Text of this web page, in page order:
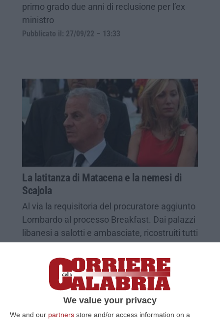
We value your privacy
We and our partners store and/or access information on a
primo grado due anni di reclusione per l’ex
ministro
Pubblicato il: 27/09/22 – 13:33
La latitanza di Matacena e la nemesi di
Scajola
Al via la requisitoria del procuratore aggiunto
Lombardo al processo Breakfast. Dai palazzi
libanesi a salotti e ambasciate, ricostruiti tutti
Pubblicato il: 15/10/19 – 1:08
Processo Breakfast, Scajola: «Mai stato